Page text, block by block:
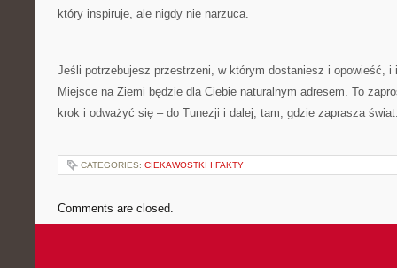
który inspiruje, ale nigdy nie narzuca.
Jeśli potrzebujesz przestrzeni, w którym dostaniesz i opowieść, i
Miejsce na Ziemi będzie dla Ciebie naturalnym adresem. To
krok i odważyć się – do Tunezji i dalej, tam, gdzie zaprasza
CATEGORIES: CIEKAWOSTKI I FAKTY
Comments are closed.